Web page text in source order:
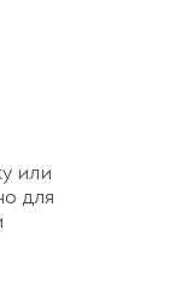
или
для